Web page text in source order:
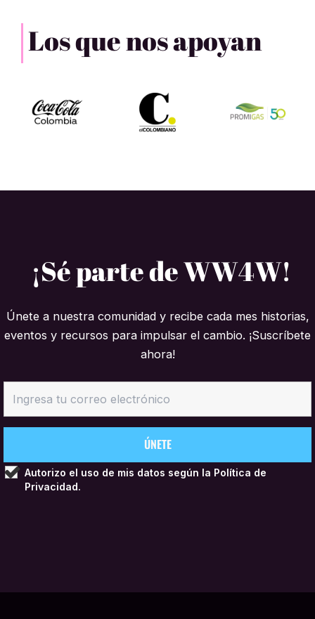
Los que nos apoyan
¡Sé parte de WW4W!
Únete a nuestra comunidad y recibe cada mes historias,
eventos y recursos para impulsar el cambio. ¡Suscríbete
ahora!
Autorizo el uso de mis datos según la Política de
Privacidad.